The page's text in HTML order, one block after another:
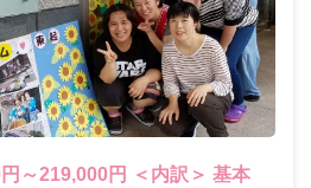
円 ＜内訳＞ 基本